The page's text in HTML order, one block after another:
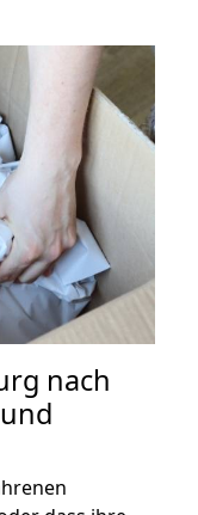
nach